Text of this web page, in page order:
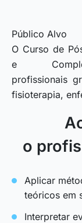
Público Alvo
O Curso de
e
profissionais
fisioterapia,
o
Aplicar
teóricos em
Interpretar